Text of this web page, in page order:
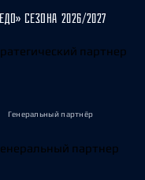
СЕЗОНА 2026/2027
Генеральный партнёр